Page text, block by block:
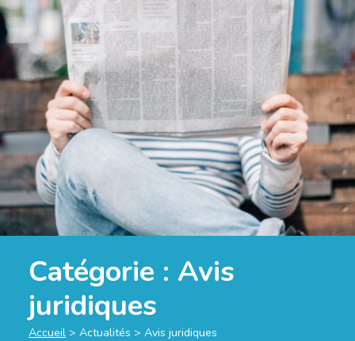
Catégorie : Avis
juridiques
Accueil > Actualités > Avis juridiques